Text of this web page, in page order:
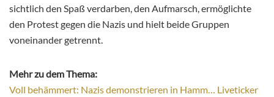
sichtlich den Spaß verdarben, den Aufmarsch, ermöglichte
den Protest gegen die Nazis und hielt beide Gruppen
voneinander getrennt.
Mehr zu dem Thema:
Voll behämmert: Nazis demonstrieren in Hamm… Liveticker